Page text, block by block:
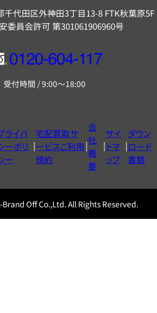
千代田区外神田3丁目13-8 FTK秋葉原5F
委員会許可 第301061906960号
フ
ー
ヤ
ル
0120604117
受付時間 / 9:00～18:00
ライバ
ーポリ
ー
宅配買取サ
ービスご利用
規約
会
社
概
要
サイ
トマ
ップ
ダウン
ロード
書類
Off Co.,Ltd. All Rights Reserved.